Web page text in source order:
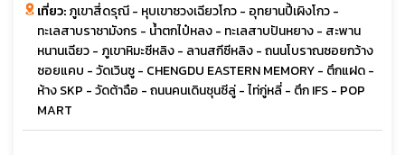
เที่ยว:ภูเขาสี่ดรุณี - หุบเขาซวงเฉียวโกว - อุทยานปี้เผิงโกว -
ทะเลสาบราชามังกร - น้ำตกไป๋หลง - ทะเลสาบปันหยาง - สะพาน
หนานเฉียว - ภูเขาหิมะซีหลิง - ลานสกีซีหลิง - ถนนโบราณซอยกว้าง
ซอยแคบ - วัดเวินซู - CHENGDU EASTERN MEMORY - ตึกแฝด -
ห้าง SKP - วัดต้าฉือ - ถนนคนเดินชุนซีลู่ - ไท่กู่หลี่ - ตึก IFS - POP
MART